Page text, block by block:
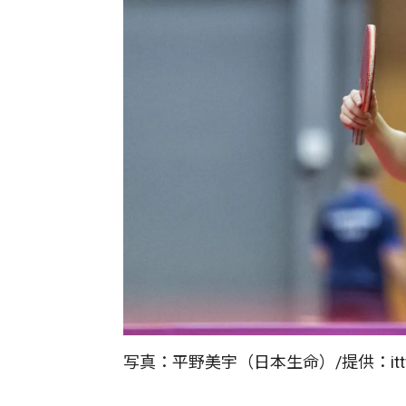
写真：平野美宇（日本生命）/提供：